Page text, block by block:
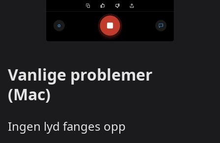
Vanlige problemer
(Mac)
Ingen lyd fanges opp